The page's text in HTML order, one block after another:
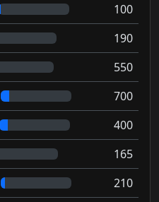
100
190
550
700
400
165
210